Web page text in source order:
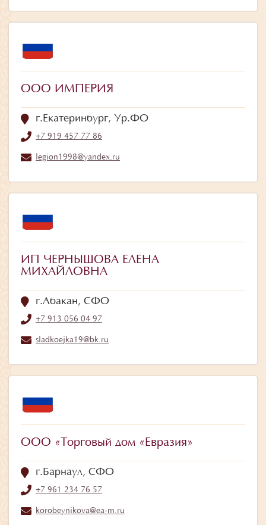
ООО ИМПЕРИЯ
г.Екатеринбург, Ур.ФО
+7 919 457 77 86
legion1998@yandex.ru
ИП ЧЕРНЫШОВА ЕЛЕНА
МИХАЙЛОВНА
г.Абакан, СФО
+7 913 056 04 97
sladkoejka19@bk.ru
ООО «Торговый дом «Евразия»
г.Барнаул, СФО
+7 961 234 76 57
korobeynikova@ea-m.ru